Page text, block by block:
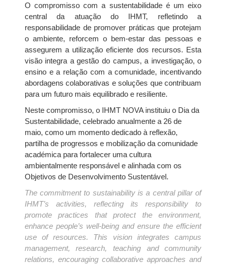
O compromisso com a sustentabilidade é um eixo
central da atuação do IHMT, refletindo a
responsabilidade de promover práticas que protejam
o ambiente, reforcem o bem-estar das pessoas e
assegurem a utilização eficiente dos recursos. Esta
visão integra a gestão do campus, a investigação, o
ensino e a relação com a comunidade, incentivando
abordagens colaborativas e soluções que contribuam
para um futuro mais equilibrado e resiliente.
Neste compromisso, o IHMT NOVA instituiu o Dia da
Sustentabilidade, celebrado anualmente a 26 de
maio, como um momento dedicado à reflexão,
partilha de progressos e mobilização da comunidade
académica para fortalecer uma cultura
ambientalmente responsável e alinhada com os
Objetivos de Desenvolvimento Sustentável.
The commitment to sustainability is a central pillar of
IHMT’s activities, reflecting its responsibility to
promote practices that protect the environment,
enhance people’s well-being and ensure the efficient
use of resources. This vision integrates campus
management, research, teaching and community
relations, encouraging collaborative approaches and